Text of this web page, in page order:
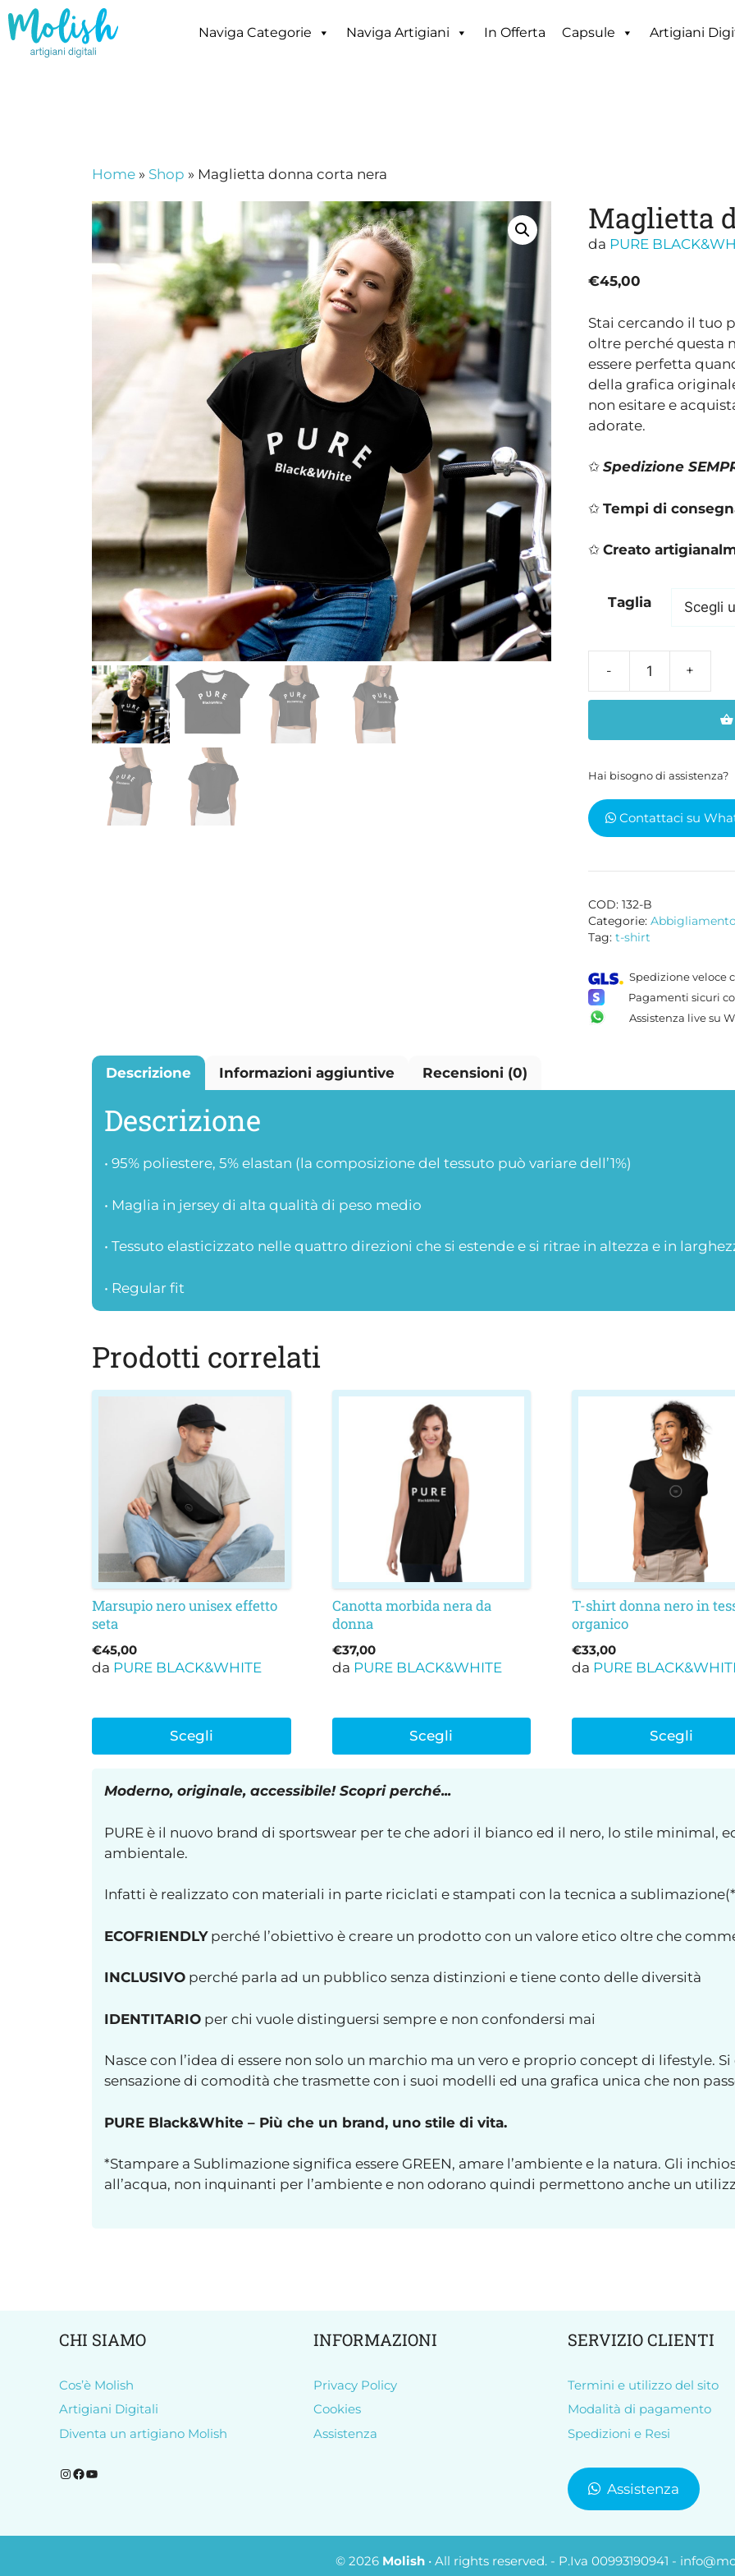
Vai
al
contenuto
Naviga Categorie Naviga Artigiani In Offerta Capsule Artigiani
Home » Shop » Maglietta donna corta nera
Maglietta
da PURE
€45,00
Stai cercando il tuo
oltre perché questa
essere perfetta
della grafica
non esitare e
adorate.
✩ Spedizione
✩ Tempi di
✩ Creato
Taglia
Maglietta
donna
nera
Hai bisogno di assistenza?
Contattaci su
COD: 132-B
Categorie: Abbigliamento
Tag: t-shirt
Spedizione veloce
Pagamenti sicuri
Assistenza live su
Descrizione Informazioni aggiuntive Recensioni (0)
Descrizione
• 95% poliestere, 5% elastan (la composizione del tessuto può variare dell’1%)
• Maglia in jersey di alta qualità di peso medio
• Tessuto elasticizzato nelle quattro direzioni che si estende e si ritrae in altezza e in
• Regular fit
Prodotti correlati
Marsupio nero unisex effetto
seta
€45,00
da PURE BLACK&WHITE
Scegli
varianti.
opzioni
possono
essere
scelte
nella
pagina
del
prodotto
Canotta morbida nera da
donna
€37,00
da PURE BLACK&WHITE
Scegli
Questo
possono
scelte
nella
pagina
del
prodotto
T-shirt donna nero in
organico
€33,00
da PURE
Scegli
Questo
scelte
nella
pagina
del
prodotto
Moderno, originale, accessibile! Scopri perché...
PURE è il nuovo brand di sportswear per te che adori il bianco ed il nero, lo stile minimal,
ambientale.
Infatti è realizzato con materiali in parte riciclati e stampati con la tecnica a
ECOFRIENDLYperché l’obiettivo è creare un prodotto con un valore etico oltre che
INCLUSIVO perché parla ad un pubblico senza distinzioni e tiene conto delle diversità
IDENTITARIO per chi vuole distinguersi sempre e non confondersi mai
Nasce con l’idea di essere non solo un marchio ma un vero e proprio concept di lifestyle.
sensazione di comodità che trasmette con i suoi modelli ed una grafica unica che non
PURE Black&White – Più che un brand, uno stile di vita.
*Stampare a Sublimazione significa essere GREEN, amare l’ambiente e la natura. Gli
all’acqua, non inquinanti per l’ambiente e non odorano quindi permettono anche un
CHI SIAMO
Cos’è Molish
Artigiani Digitali
Diventa un artigiano Molish
Segui Molish su Instagram
Segui Molish su Facebook
Iscriviti al nostro canale YouTube
INFORMAZIONI
Privacy Policy
Cookies
Assistenza
SERVIZIO CLIENTI
Termini e utilizzo del sito
Modalità di pagamento
Spedizioni e Resi
Assistenza
© 2026 Molish• All rights reserved. - P.Iva 00993190941 -